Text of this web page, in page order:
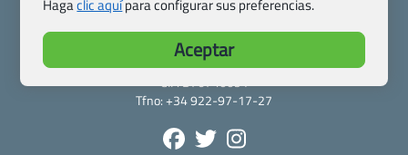
Last Minute Express S.L.U.
c/ Drago, CC HLS, Local 13
38660 Miraverde – Adeje
Santa Cruz de Tenerife – España
CIF: B76740091
Tfno: +34 922-97-17-27
Hagaclic aquípara configurar sus preferencias.
Aceptar